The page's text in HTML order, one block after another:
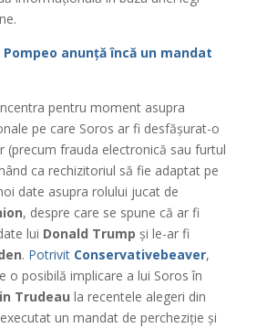
anunță încă un mandat
pentru moment asupra
pe care Soros ar fi desfășurat-o
(precum frauda electronică sau furtul
ca rechizitoriul să fie adaptat pe
date asupra rolului jucat de
, despre care se spune că ar fi
lui Donald Trump și le-ar fi
. Potrivit Conservativebeaver,
o posibilă implicare a lui Soros în
Trudeau la recentele alegeri din
un mandat de percheziție și